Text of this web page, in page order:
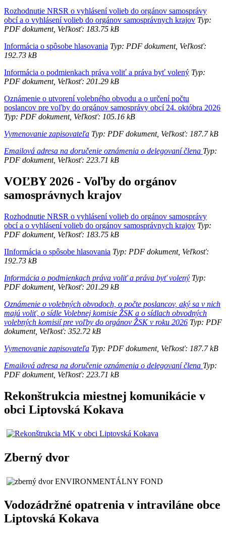
Rozhodnutie NRSR o vyhlásení volieb do orgánov samosprávy
obcí a o vyhlásení volieb do orgánov samosprávnych krajov Typ:
PDF dokument, Veľkosť: 183.75 kB
Informácia o spôsobe hlasovania Typ: PDF dokument, Veľkosť:
192.73 kB
Informácia o podmienkach práva voliť a práva byť volený Typ:
PDF dokument, Veľkosť: 201.29 kB
Oznámenie o utvorení volebného obvodu a o určení počtu
poslancov pre voľby do orgánov samosprávy obcí 24. októbra 2026
Typ: PDF dokument, Veľkosť: 105.16 kB
Vymenovanie zapisovateľa Typ: PDF dokument, Veľkosť: 187.7 kB
Emailová adresa na doručenie oznámenia o delegovaní člena Typ:
PDF dokument, Veľkosť: 223.71 kB
VOĽBY 2026 - Voľby do orgánov
samosprávnych krajov
Rozhodnutie NRSR o vyhlásení volieb do orgánov samosprávy
obcí a o vyhlásení volieb do orgánov samosprávnych krajov Typ:
PDF dokument, Veľkosť: 183.75 kB
IInformácia o spôsobe hlasovania Typ: PDF dokument, Veľkosť:
192.73 kB
Informácia o podmienkach práva voliť a práva byť volený Typ:
PDF dokument, Veľkosť: 201.29 kB
Oznámenie o volebných obvodoch, o počte poslancov, aký sa v nich
majú voliť, o sídle Volebnej komisie ŽSK a o sídlach obvodných
volebných komisií pre voľby do orgánov ŽSK v roku 2026 Typ: PDF
dokument, Veľkosť: 352.72 kB
Vymenovanie zapisovateľa Typ: PDF dokument, Veľkosť: 187.7 kB
Emailová adresa na doručenie oznámenia o delegovaní člena Typ:
PDF dokument, Veľkosť: 223.71 kB
Rekonštrukcia miestnej komunikácie v
obci Liptovská Kokava
Zberný dvor
Vodozádržné opatrenia v intraviláne obce
Liptovská Kokava